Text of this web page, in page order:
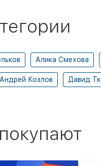
Алика Смехова
Андрей Козлов Давид